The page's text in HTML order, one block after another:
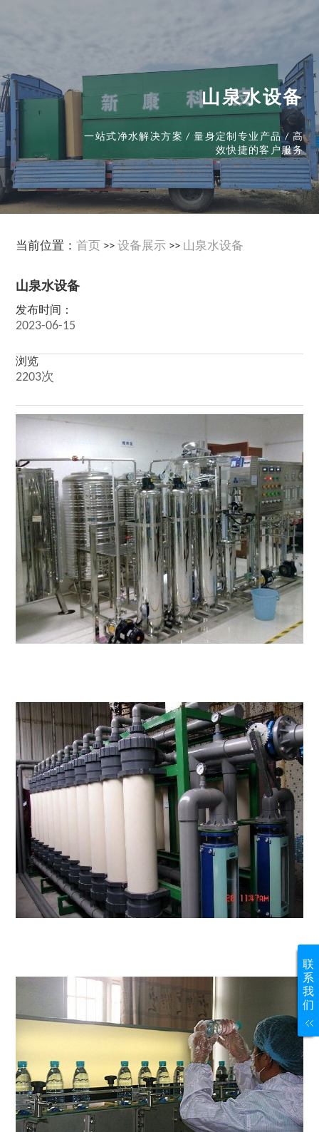
山泉水设备
一站式净水解决方案 / 量身定制专业产品 / 高
效快捷的客户服务
当前位置：首页 >> 设备展示 >> 山泉水设备
山泉水设备
发布时间：
2023-06-15
浏览
2203次
联
系
我
们